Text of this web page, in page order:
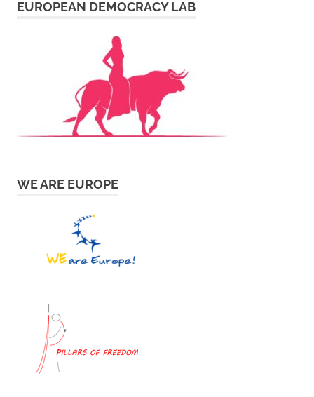
EUROPEAN DEMOCRACY LAB
WE ARE EUROPE